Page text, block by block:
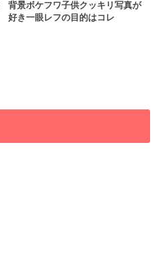
背景ボケフワ子供クッキリ写真が
好き一眼レフの目的はコレ